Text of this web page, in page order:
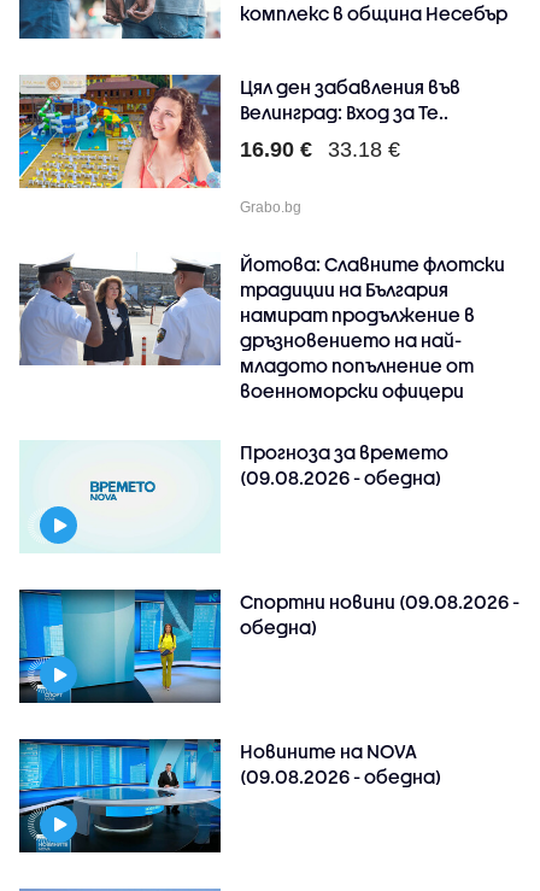
комплекс в община Несебър
Цял ден забавления във
Велинград: Вход за Те..
16.90 € 33.18 €
Grabo.bg
Йотова: Славните флотски
традиции на България
намират продължение в
дръзновението на най-
младото попълнение от
военноморски офицери
Прогноза за времето
(09.08.2026 - обедна)
Спортни новини (09.08.2026 -
обедна)
Новините на NOVA
(09.08.2026 - обедна)